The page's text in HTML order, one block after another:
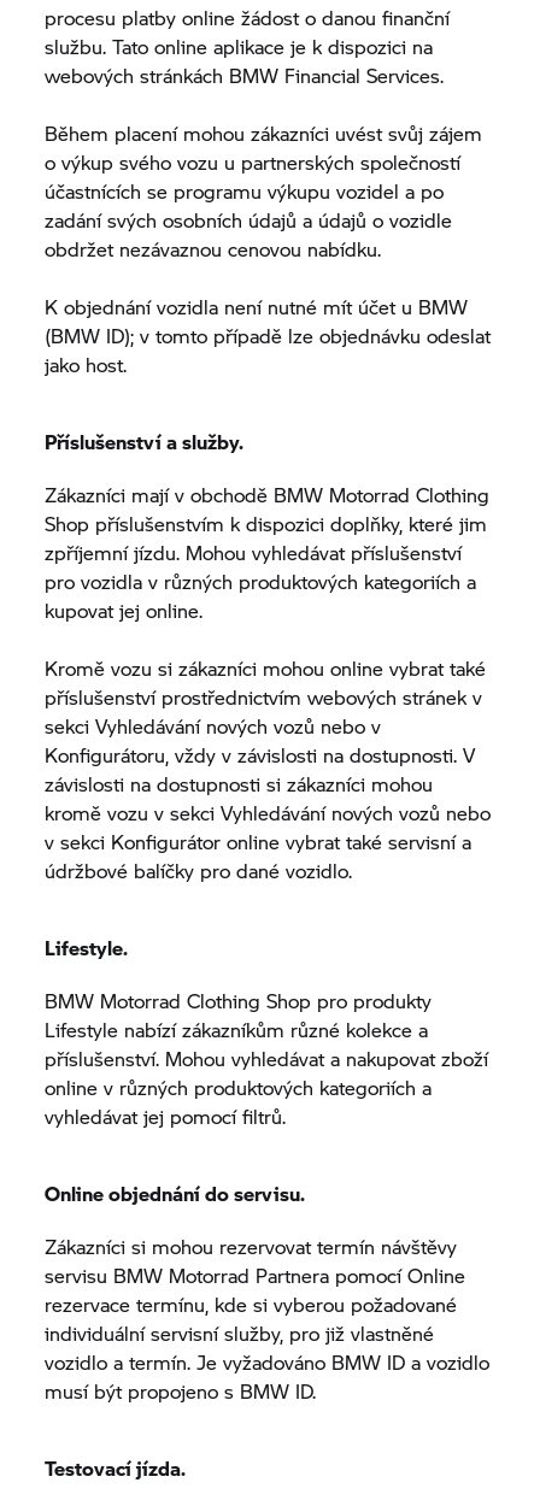
procesu platby online žádost o danou finanční
službu. Tato online aplikace je k dispozici na
webových stránkách BMW Financial Services.
Během placení mohou zákazníci uvést svůj zájem
o výkup svého vozu u partnerských společností
účastnících se programu výkupu vozidel a po
zadání svých osobních údajů a údajů o vozidle
obdržet nezávaznou cenovou nabídku.
K objednání vozidla není nutné mít účet u BMW
(BMW ID); v tomto případě lze objednávku odeslat
jako host.
Příslušenství a služby.
Zákazníci mají v obchodě BMW Motorrad Clothing
Shop příslušenstvím k dispozici doplňky, které jim
zpříjemní jízdu. Mohou vyhledávat příslušenství
pro vozidla v různých produktových kategoriích a
kupovat jej online.
Kromě vozu si zákazníci mohou online vybrat také
příslušenství prostřednictvím webových stránek v
sekci Vyhledávání nových vozů nebo v
Konfigurátoru, vždy v závislosti na dostupnosti. V
závislosti na dostupnosti si zákazníci mohou
kromě vozu v sekci Vyhledávání nových vozů nebo
v sekci Konfigurátor online vybrat také servisní a
údržbové balíčky pro dané vozidlo.
Lifestyle.
BMW Motorrad Clothing Shop pro produkty
Lifestyle nabízí zákazníkům různé kolekce a
příslušenství. Mohou vyhledávat a nakupovat zboží
online v různých produktových kategoriích a
vyhledávat jej pomocí filtrů.
Online objednání do servisu.
Zákazníci si mohou rezervovat termín návštěvy
servisu BMW Motorrad Partnera pomocí Online
rezervace termínu, kde si vyberou požadované
individuální servisní služby, pro již vlastněné
vozidlo a termín. Je vyžadováno BMW ID a vozidlo
musí být propojeno s BMW ID.
Testovací jízda.